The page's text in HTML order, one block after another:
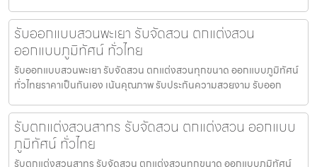
รับออกแบบสวนพะเยา รับจัดสวน ตกแต่งสวน
ออกแบบภูมิทัศน์ ทั่วไทย
รับออกแบบสวนพะเยา รับจัดสวน ตกแต่งสวนทุกขนาด ออกแบบภูมิทัศน์
ทั่วไทยราคาเป็นกันเอง เน้นคุณภาพ รับประกันความสวยงาม รับออก
รับตกแต่งสวนสาทร รับจัดสวน ตกแต่งสวน ออกแบบ
ภูมิทัศน์ ทั่วไทย
รับตกแต่งสวนสาทร รับจัดสวน ตกแต่งสวนทุกขนาด ออกแบบภูมิทัศน์